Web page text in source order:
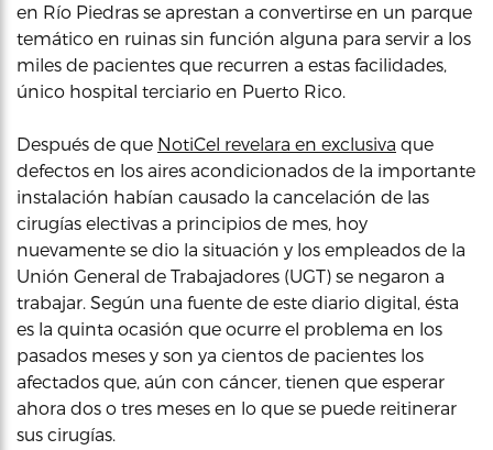
en Río Piedras se aprestan a convertirse en un parque
temático en ruinas sin función alguna para servir a los
miles de pacientes que recurren a estas facilidades,
único hospital terciario en Puerto Rico.
Después de que NotiCel revelara en exclusiva que
defectos en los aires acondicionados de la importante
instalación habían causado la cancelación de las
cirugías electivas a principios de mes, hoy
nuevamente se dio la situación y los empleados de la
Unión General de Trabajadores (UGT) se negaron a
trabajar. Según una fuente de este diario digital, ésta
es la quinta ocasión que ocurre el problema en los
pasados meses y son ya cientos de pacientes los
afectados que, aún con cáncer, tienen que esperar
ahora dos o tres meses en lo que se puede reitinerar
sus cirugías.